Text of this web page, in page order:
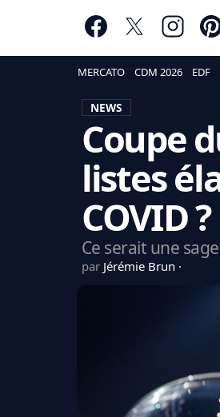
MERCATO CDM 2026 EDF
NEWS
Coupe
listes
COVID ?
Ce serait une
par Jérémie Brun